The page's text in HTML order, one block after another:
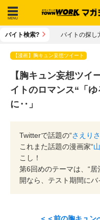
メニ
バイト検索? バイトの探し
【漫画】胸キュン妄想ツイート
【胸キュン妄想ツ
イトのロマンス“「
に‥」
Twitterで話題の“さえり
これまた話題の漫画家“
こし！
第6回めのテーマは、“
開なら、テスト期間に